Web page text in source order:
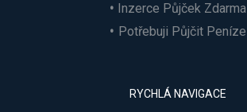
Inzerce Půjček Zdarma
Potřebuji Půjčit Peníze
RYCHLÁ NAVIGACE